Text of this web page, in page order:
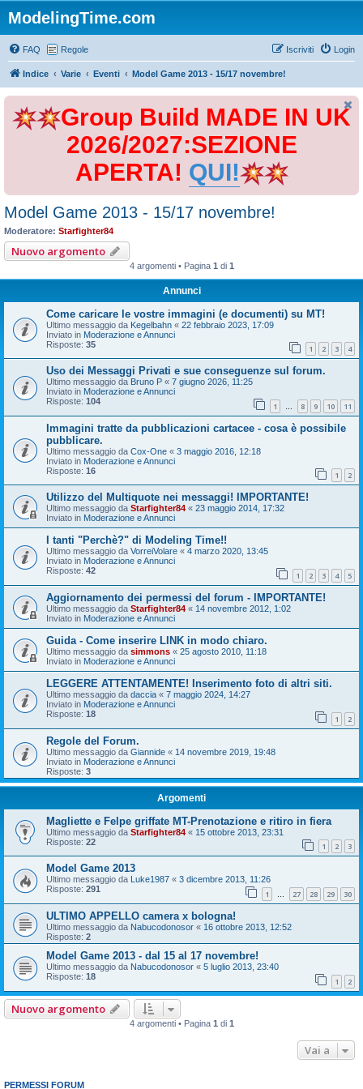
ModelingTime.com
FAQ Regole Login
Iscriviti
Indice Varie Eventi Model Game 2013 - 15/17 novembre!
Group Build MADE IN UK
2026/2027:SEZIONE
APERTA! QUI!
Model Game 2013 - 15/17 novembre!
Moderatore: Starfighter84
Nuovo argomento
4 argomenti • Pagina 1 di 1
Annunci
Come caricare le vostre immagini (e documenti) su MT!
Ultimo messaggio da Kegelbahn « 22 febbraio 2023, 17:09
Inviato in Moderazione e Annunci
Risposte: 35 1 2 3 4
Uso dei Messaggi Privati e sue conseguenze sul forum.
Ultimo messaggio da Bruno P « 7 giugno 2026, 11:25
Inviato in Moderazione e Annunci
Risposte: 104 1 … 8 9 10 11
Immagini tratte da pubblicazioni cartacee - cosa è possibile
pubblicare.
Ultimo messaggio da Cox-One « 3 maggio 2016, 12:18
Inviato in Moderazione e Annunci
Risposte: 16 1 2
Utilizzo del Multiquote nei messaggi! IMPORTANTE!
Ultimo messaggio da Starfighter84 « 23 maggio 2014, 17:32
Inviato in Moderazione e Annunci
I tanti "Perchè?" di Modeling Time!!
Ultimo messaggio da VorreiVolare « 4 marzo 2020, 13:45
Inviato in Moderazione e Annunci
Risposte: 42 1 2 3 4 5
Aggiornamento dei permessi del forum - IMPORTANTE!
Ultimo messaggio da Starfighter84 « 14 novembre 2012, 1:02
Inviato in Moderazione e Annunci
Guida - Come inserire LINK in modo chiaro.
Ultimo messaggio da simmons « 25 agosto 2010, 11:18
Inviato in Moderazione e Annunci
LEGGERE ATTENTAMENTE! Inserimento foto di altri siti.
Ultimo messaggio da daccia « 7 maggio 2024, 14:27
Inviato in Moderazione e Annunci
Risposte: 18 1 2
Regole del Forum.
Ultimo messaggio da Giannide « 14 novembre 2019, 19:48
Inviato in Moderazione e Annunci
Risposte: 3
Argomenti
Magliette e Felpe griffate MT-Prenotazione e ritiro in fiera
Ultimo messaggio da Starfighter84 « 15 ottobre 2013, 23:31
Risposte: 22 1 2 3
Model Game 2013
Ultimo messaggio da Luke1987 « 3 dicembre 2013, 11:26
Risposte: 291 1 … 27 28 29 30
ULTIMO APPELLO camera x bologna!
Ultimo messaggio da Nabucodonosor « 16 ottobre 2013, 12:52
Risposte: 2
Model Game 2013 - dal 15 al 17 novembre!
Ultimo messaggio da Nabucodonosor « 5 luglio 2013, 23:40
Risposte: 18 1 2
Nuovo argomento
4 argomenti • Pagina 1 di 1
Vai a
PERMESSI FORUM